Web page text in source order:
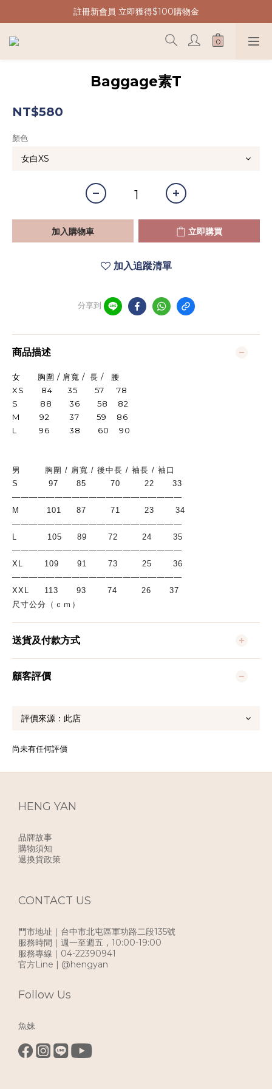
註冊新會員 立即獲得$100購物金
Baggage素T
NT$580
顏色
加入購物車 立即購買
加入追蹤清單
分享到
商品描述
女 胸圍 / 肩寬 / 長 / 腰
XS 84 35 57 78
S 88 36 58 82
M 92 37 59 86
L 96 38 60 90
男        胸圍 / 肩寬 / 後中長 / 袖長 / 袖口
S          97      85        70        22      33
————————————————————
M         101     87        71        23       34
————————————————————
L          105     89       72        24       35
————————————————————
XL       109      91       73        25       36
————————————————————
XXL     113      93       74        26      37
尺寸公分（ｃｍ）
送貨及付款方式
顧客評價
尚未有任何評價
HENG YAN
品牌故事
購物須知
退換貨政策
CONTACT US
門市地址｜台中市北屯區軍功路二段135號
服務時間｜週一至週五，10:00-19:00
服務專線｜04-22390941
官方Line | @hengyan
Follow Us
魚妹